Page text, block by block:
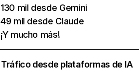
130 mil desde Gemini
49 mil desde Claude
¡Y mucho más!
Tráfico desde plataformas de IA